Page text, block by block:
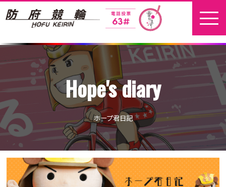
ホーム
新着情報
地元選手
お問い合わせ
開催日程
Hope's diary
ホープ君日記